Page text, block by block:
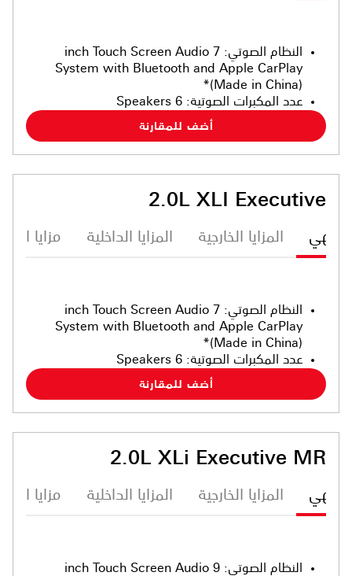
النظام الصوتي:
7 inch Touch Screen Audio
System with Bluetooth and Apple CarPlay
(Made in China)*
عدد المكبرات الصوتية:
6 Speakers
أضف للمقارنة
2.0L XLI Executive
المزايا الخارجية المزايا الداخلية مزايا
النظام الصوتي:
7 inch Touch Screen Audio
System with Bluetooth and Apple CarPlay
(Made in China)*
عدد المكبرات الصوتية:
6 Speakers
أضف للمقارنة
2.0L XLi Executive MR
المزايا الخارجية المزايا الداخلية مزايا
النظام الصوتي:
9 inch Touch Screen Audio